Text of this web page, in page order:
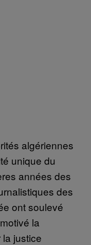
algériennes
unique du
années des
des
ont soulevé
la
la justice